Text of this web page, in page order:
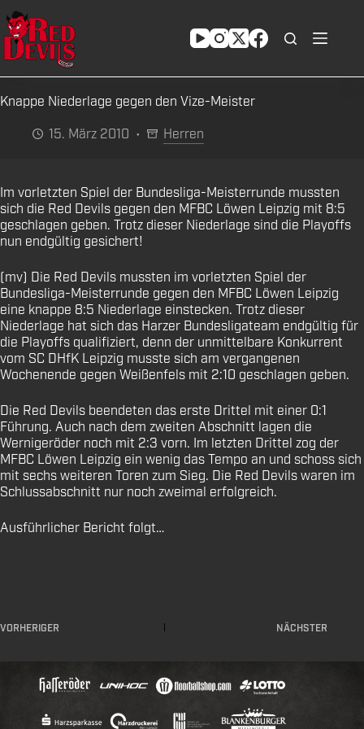
Zum
Inhalt
springen
Knappe Niederlage gegen den Vize-Meister
15. März 2010
Herren
Im vorletzten Spiel der Bundesliga-Meisterrunde mussten
sich die Red Devils gegen den MFBC Löwen Leipzig mit 8:5
geschlagen geben. Trotz dieser Niederlage sind die Playoffs
nun endgültig gesichert!
(mv) Die Red Devils mussten im vorletzten Spiel der
Bundesliga-Meisterrunde gegen den MFBC Löwen Leipzig
eine knappe 8:5 Niederlage einstecken. Trotz dieser
Niederlage hat sich das Harzer Bundesligateam endgültig für
die Playoffs qualifiziert, denn der unmittelbare Konkurrent
vom SC DHfK Leipzig musste sich am vergangenen
Wochenende gegen Weißenfels mit 2:10 geschlagen geben.
Die Red Devils beendeten das erste Drittel mit einer 0:1
Führung. Auch nach dem zweiten Abschnitt lagen die
Wernigeröder noch mit 2:3 vorn. Im letzten Drittel zog der
MFBC Löwen Leipzig ein wenig das Tempo an und schoss sich
mit sechs weiteren Toren zum Sieg. Die Red Devils waren im
Schlussabschnitt nur noch zweimal erfolgreich.
Ausführlicher Bericht folgt…
VORHERIGER NÄCHSTER